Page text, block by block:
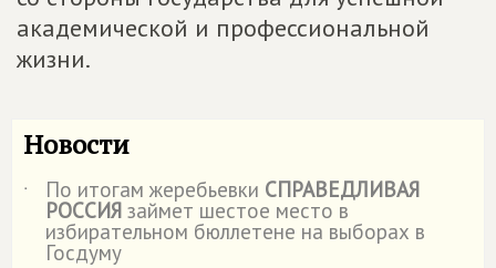
академической и профессиональной
жизни.
Новости
˙ По итогам жеребьевки СПРАВЕДЛИВАЯ
РОССИЯ займет шестое место в
избирательном бюллетене на выборах в
Госдуму